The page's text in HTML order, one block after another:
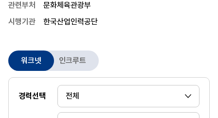
관련부처
문화체육관광부
시행기관
한국산업인력공단
워크넷 인크루트
경력선택